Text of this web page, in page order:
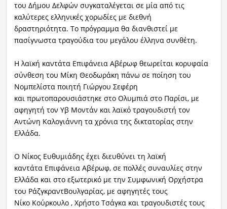
του Δήμου Δελφών συγκαταλέγεται σε μία από τις
καλύτερες ελληνικές χορωδίες με διεθνή
δραστηριότητα. Το πρόγραμμα θα διανθιστεί με
πασίγνωστα τραγούδια του μεγάλου έλληνα συνθέτη.
Η λαϊκή καντάτα Επιφάνεια Αβέρωφ θεωρείται κορυφαία
σύνθεση του Μίκη Θεοδωράκη πάνω σε ποίηση του
Νομπελίστα ποιητή Γιώργου Σεφέρη
και πρωτοπαρουσιάστηκε στο Ολυμπιά στο Παρίσι, με
αφηγητή τον Υβ Μοντάν και λαϊκό τραγουδιστή τον
Αντώνη Καλογιάννη τα χρόνια της δικτατορίας στην
Ελλάδα.
Ο Νίκος Ευθυμιάδης έχει διευθύνει τη λαϊκή
καντάτα Επιφάνεια Αβέρωφ, σε πολλές συναυλίες στην
Ελλάδα και στο εξωτερικό με την Συμφωνική Ορχήστρα
του ΡάζγκραντΒουλγαρίας, με αφηγητές τους
Νίκο Κούρκουλο , Χρήστο Τσάγκα και τραγουδιστές τους